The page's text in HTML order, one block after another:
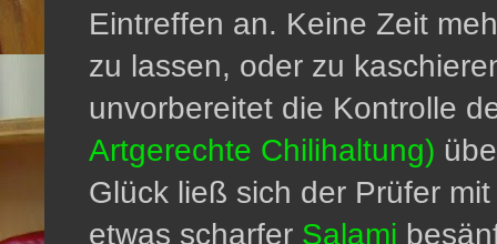
Eintreffen an. Keine Zeit
zu lassen, oder zu
unvorbereitet die Kontrolle
Artgerechte Chilihaltung)
Glück ließ sich der Prüfer
etwas scharfer Salami